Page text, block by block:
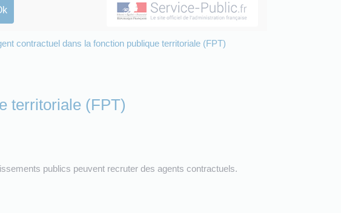
contractuel dans la fonction publique territoriale (FPT)
territoriale (FPT)
publics peuvent recruter des agents contractuels.